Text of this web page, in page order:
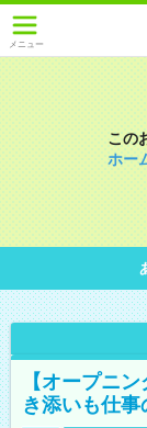
メニュー
この
ホー
【オープニ
き添いも仕事